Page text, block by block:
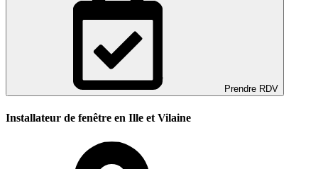
Prendre RDV
Installateur de fenêtre en Ille et Vilaine